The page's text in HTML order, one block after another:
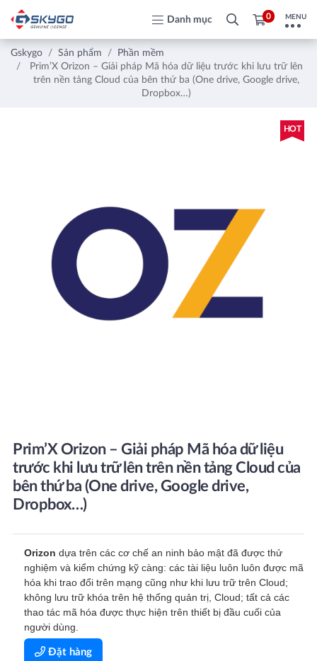
Danh mục 0 MENU
Gskygo Sản phẩm
Phần mềm
Prim’X Orizon – Giải pháp Mã hóa dữ liệu trước khi lưu trữ lên
trên nền tảng Cloud của bên thứ ba (One drive, Google drive,
Dropbox…)
HOT
Prim’X Orizon – Giải pháp Mã hóa dữ liệu
trước khi lưu trữ lên trên nền tảng Cloud của
bên thứ ba (One drive, Google drive,
Dropbox…)
Orizon dựa trên các cơ chế an ninh bảo mật đã được thử
nghiệm và kiểm chứng kỹ càng: các tài liệu luôn luôn được mã
hóa khi trao đổi trên mạng cũng như khi lưu trữ trên Cloud;
không lưu trữ khóa trên hệ thống quản trị, Cloud; tất cả các
thao tác mã hóa được thực hiện trên thiết bị đầu cuối của
người dùng.
Đặt hàng